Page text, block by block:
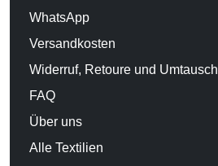
WhatsApp
Versandkosten
Widerruf, Retoure und Umtausch
FAQ
Über uns
Alle Textilien